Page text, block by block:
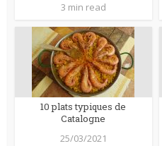
3 min read
10 plats typiques de
Catalogne
25/03/2021